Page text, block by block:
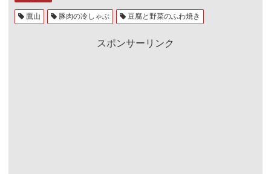
鷹山 豚肉の冷しゃぶ 豆腐と野菜のふわ焼き
スポンサーリンク